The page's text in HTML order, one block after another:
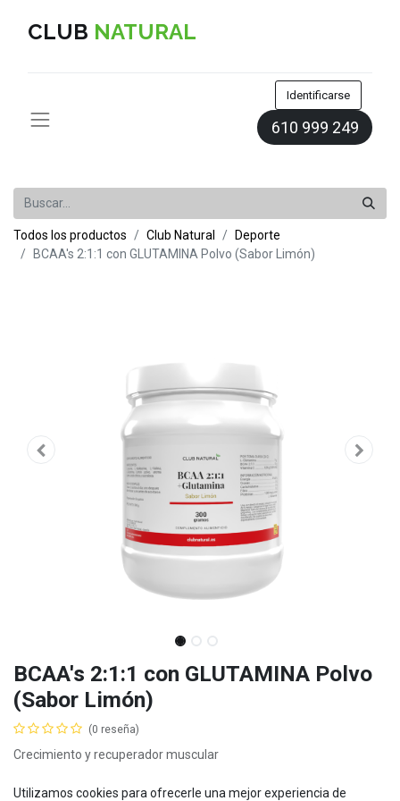
CLUB NATURAL
Identificarse
610 999 249
Todos los productos Club Natural
​Deporte
BCAA's 2:1:1 con GLUTAMINA Polvo (Sabor Limón)
BCAA's 2:1:1 con GLUTAMINA Polvo
(Sabor Limón)
(0 reseña)
Crecimiento y recuperador muscular
Utilizamos cookies para ofrecerle una mejor experiencia de